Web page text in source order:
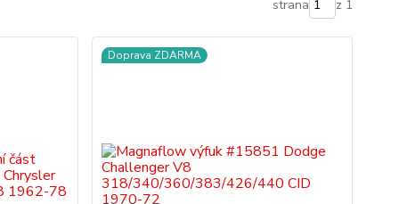
strana z 1
Doprava ZDARMA